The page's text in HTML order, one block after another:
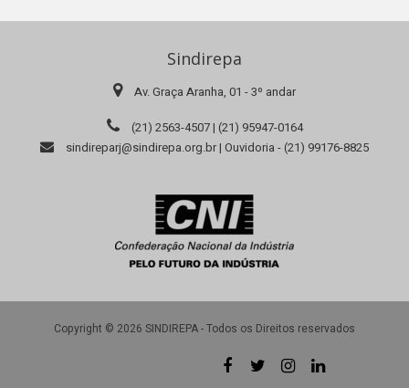
Sindirepa
Av. Graça Aranha, 01 - 3º andar
(21) 2563-4507 | (21) 95947-0164
sindireparj@sindirepa.org.br | Ouvidoria - (21) 99176-8825
Copyright © 2026 SINDIREPA - Todos os Direitos reservados